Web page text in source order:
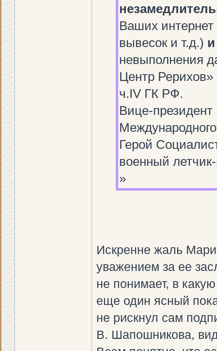
Ваших
вывесок и т.д.)
невыполнения
Центр Рерихов»
ч.IV ГК РФ.
Вице-президент
Герой
военный
»
Искренне жаль
уважением за ее
не понимает, в
еще один ясный
не рискнул сам
В. Шапошникова,